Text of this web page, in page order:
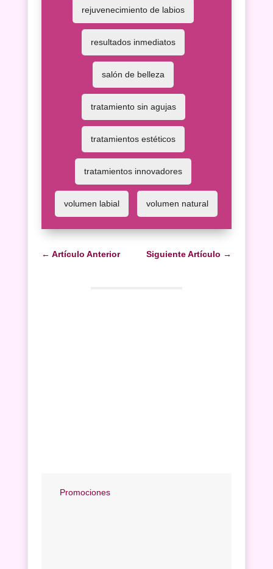
Microblading
Pestañas
Peluquería
rejuvenecimiento de labios
resultados inmediatos
salón de belleza
tratamiento sin agujas
tratamientos estéticos
tratamientos innovadores
volumen labial volumen natural
←Artículo Anterior Siguiente Artículo →
Promociones